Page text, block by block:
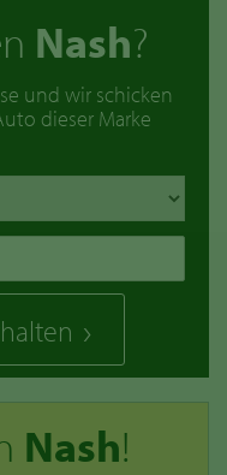
Nash?
und wir schicken
dieser Marke
Nash!